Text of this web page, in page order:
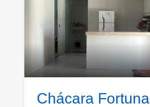
Chácara Fortuna